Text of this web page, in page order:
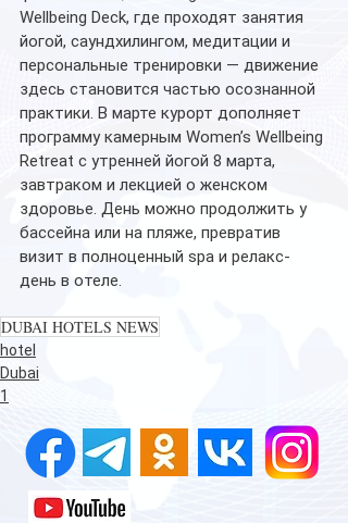
Wellbeing Deck, где проходят занятия
йогой, саундхилингом, медитации и
персональные тренировки — движение
здесь становится частью осознанной
практики. В марте курорт дополняет
программу камерным Women’s Wellbeing
Retreat с утренней йогой 8 марта,
завтраком и лекцией о женском
здоровье. День можно продолжить у
бассейна или на пляже, превратив
визит в полноценный spa и релакс-
день в отеле.
DUBAI HOTELS NEWS
hotel
Dubai
1